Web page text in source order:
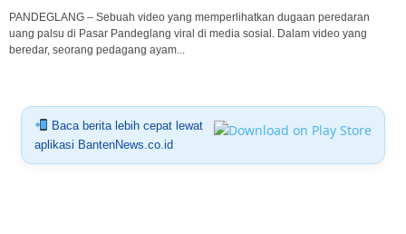
PANDEGLANG – Sebuah video yang memperlihatkan dugaan peredaran
uang palsu di Pasar Pandeglang viral di media sosial. Dalam video yang
beredar, seorang pedagang ayam...
Baca berita lebih cepat lewat
aplikasi BantenNews.co.id